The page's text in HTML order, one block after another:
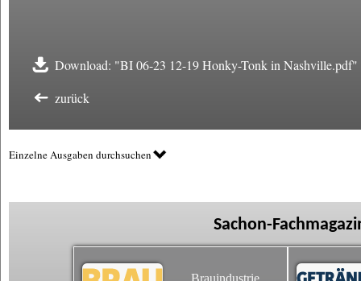
Download: "BI 06-23 12-19 Honky-Tonk in Nashville.pdf"
zurück
Einzelne Ausgaben durchsuchen
Sachon-
Brauindustrie